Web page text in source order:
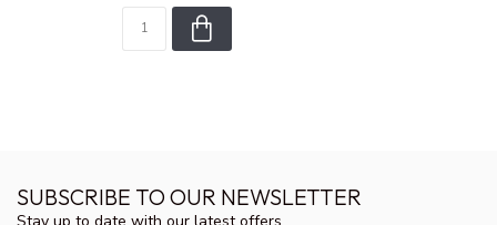
SUBSCRIBE TO OUR NEWSLETTER